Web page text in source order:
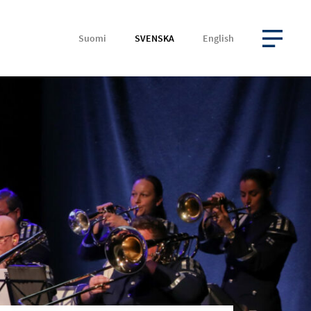
Suomi SVENSKA English
ÖPPNA MENYN